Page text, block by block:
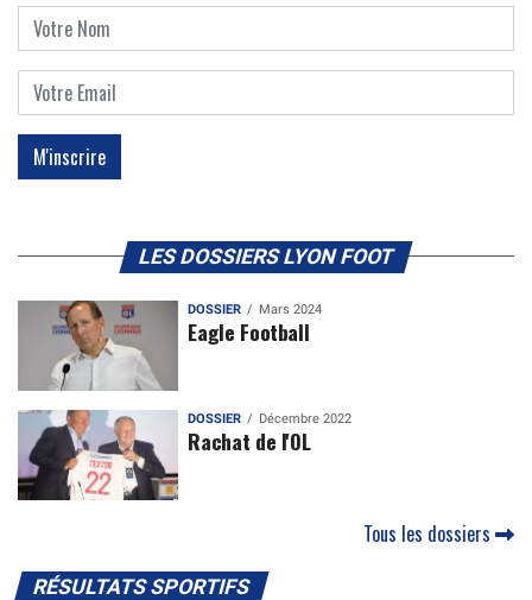
LES DOSSIERS LYON FOOT
DOSSIER Mars 2024
Eagle Football
DOSSIER Décembre 2022
Rachat de l'OL
Tous les dossiers
RÉSULTATS SPORTIFS